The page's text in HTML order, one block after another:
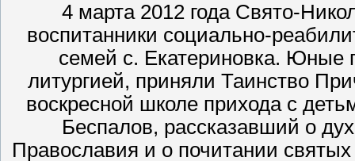
4 марта 2012 года Свято-
воспитанники социально-
семей с. Екатериновка. Юные
литургией, приняли Таинство
воскресной школе прихода с
Беспалов, рассказавший о
Православия и о почитании